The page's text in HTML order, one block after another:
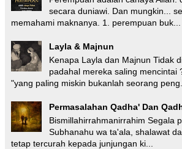
secara duniawi. Dan mungkin...
memahami maknanya. 1. perempuan buk...
Layla & Majnun
Kenapa Layla dan Majnun Tidak
padahal mereka saling mencintai
"yang paling miskin bukanlah seorang peng...
Permasalahan Qadha' Dan
Bismillahirrahmanirrahim Segala
Subhanahu wa ta'ala, shalawat
tetap tercurah kepada junjungan ki...